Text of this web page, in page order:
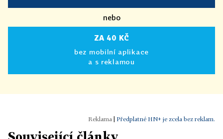
nebo
ZA 40 KČ
bez mobilní aplikace
a s reklamou
Předplatné HN+ je zcela bez reklam.